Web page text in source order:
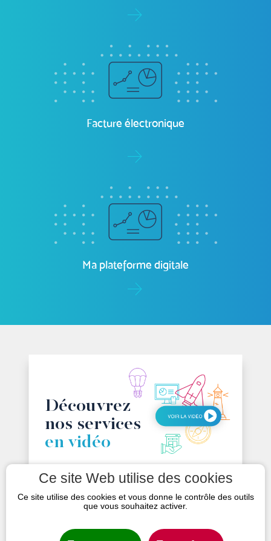
Ma plateforme digitale
Découvrez
nos services
en vidéo
NOUS
CONTACTER
Ce site Web utilise des cookies
Ce site utilise des cookies et vous donne le contrôle des outils
que vous souhaitez activer.